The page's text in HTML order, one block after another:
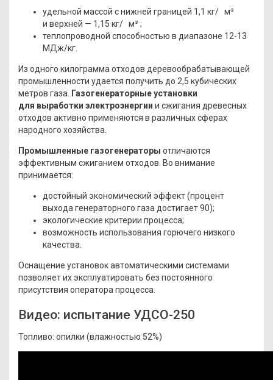
удельной массой с нижней границей 1,1 кг/ м³
и верхней — 1,15 кг/ м³ ;
теплопроводной способностью в диапазоне 12-13
МДж/кг.
Из одного килограмма отходов деревообрабатывающей
промышленности удается получить до 2,5 кубических
метров газа. Газогенераторные установки
для выработки электроэнергии и сжигания древесных
отходов активно применяются в различных сферах
народного хозяйства.
Промышленные газогенераторы отличаются
эффективным сжиганием отходов. Во внимание
принимается:
достойный экономический эффект(процент
выхода генераторного газа достигает 90);
экологические критерии процесса;
возможность использования горючего низкого
качества.
Оснащение установок автоматическими системами
позволяет их эксплуатировать без постоянного
присутствия оператора процесса.
Видео: испытание УДСО-250
Топливо: опилки (влажностью 52%)